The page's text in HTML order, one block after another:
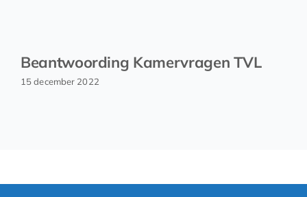
Beantwoording Kamervragen TVL
15 december 2022